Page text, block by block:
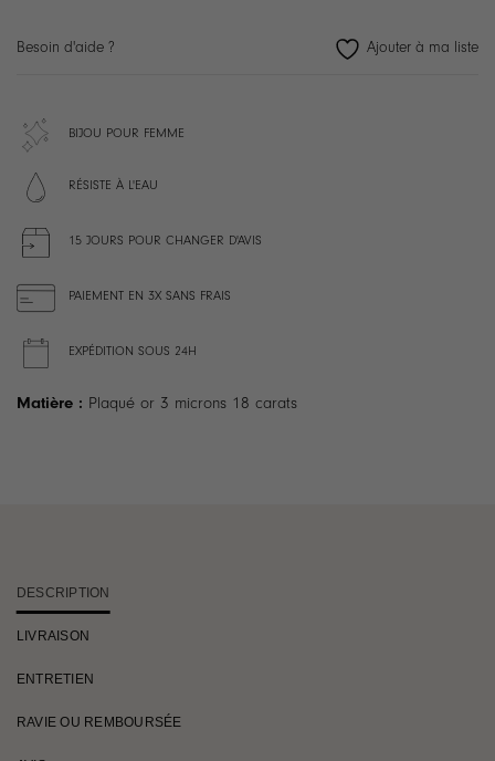
Besoin d'aide ?
BIJOU POUR FEMME
RÉSISTE À L'EAU
15 JOURS POUR CHANGER D'AVIS
PAIEMENT EN 3X SANS FRAIS
EXPÉDITION SOUS 24H
Matière : Plaqué or 3 microns 18 carats
DESCRIPTION
LIVRAISON
ENTRETIEN
RAVIE OU REMBOURSÉE